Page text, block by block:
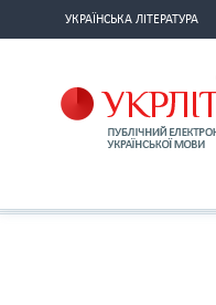
УКРАЇНСЬКА ЛІТЕРАТУРА